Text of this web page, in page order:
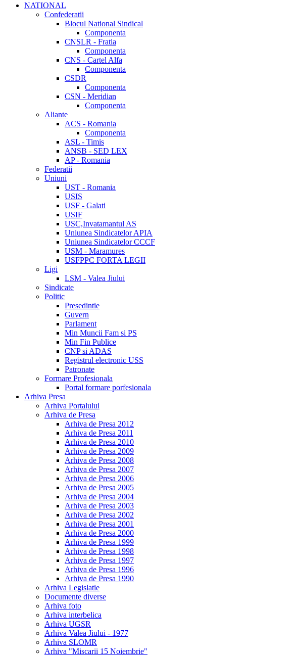
NATIONAL
Confederatii
Blocul National Sindical
Componenta
CNSLR - Fratia
Componenta
CNS - Cartel Alfa
Componenta
CSDR
Componenta
CSN - Meridian
Componenta
Aliante
ACS - Romania
Componenta
ASL - Timis
ANSB - SED LEX
AP - Romania
Federatii
Uniuni
UST - Romania
USIS
USF - Galati
USIF
USC,Invatamantul AS
Uniunea Sindicatelor APIA
Uniunea Sindicatelor CCCF
USM - Maramures
USFPPC FORTA LEGII
Ligi
LSM - Valea Jiului
Sindicate
Politic
Presedintie
Guvern
Parlament
Min Muncii Fam si PS
Min Fin Publice
CNP si ADAS
Registrul electronic USS
Patronate
Formare Profesionala
Portal formare porfesionala
Arhiva Presa
Arhiva Portalului
Arhiva de Presa
Arhiva de Presa 2012
Arhiva de Presa 2011
Arhiva de Presa 2010
Arhiva de Presa 2009
Arhiva de Presa 2008
Arhiva de Presa 2007
Arhiva de Presa 2006
Arhiva de Presa 2005
Arhiva de Presa 2004
Arhiva de Presa 2003
Arhiva de Presa 2002
Arhiva de Presa 2001
Arhiva de Presa 2000
Arhiva de Presa 1999
Arhiva de Presa 1998
Arhiva de Presa 1997
Arhiva de Presa 1996
Arhiva de Presa 1990
Arhiva Legislatie
Documente diverse
Arhiva foto
Arhiva interbelica
Arhiva UGSR
Arhiva Valea Jiului - 1977
Arhiva SLOMR
Arhiva "Miscarii 15 Noiembrie"